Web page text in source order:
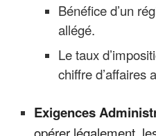
Bénéfice d’un
allégé.
Le taux
chiffre d’affaires
Exigences
opérer légalement,